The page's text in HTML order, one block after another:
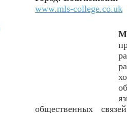
www.mls-college.co.uk
общественных